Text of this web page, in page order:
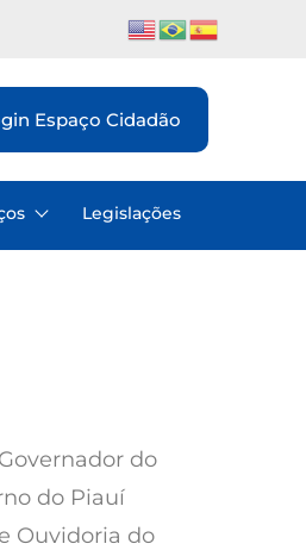
Espaço Cidadão
Legislações
do
do Piauí
Ouvidoria do